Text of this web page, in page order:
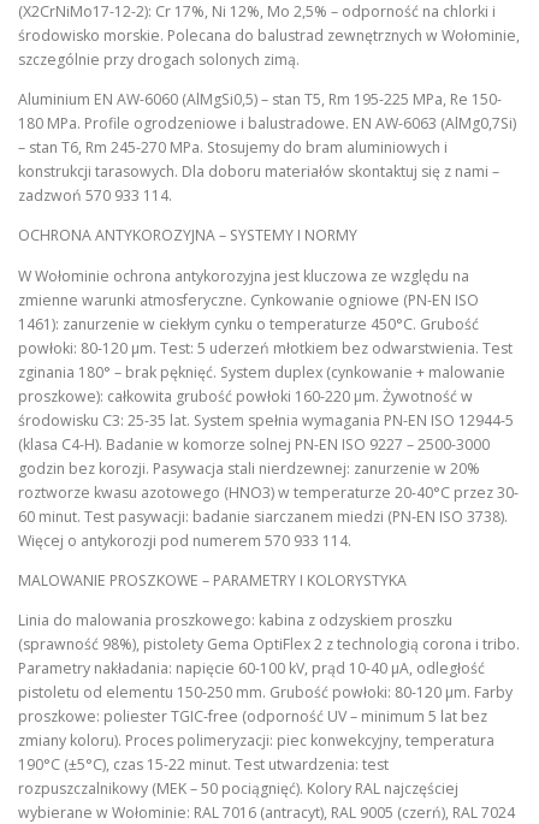
(X2CrNiMo17-12-2): Cr 17%, Ni 12%, Mo 2,5% – odporność na chlorki i
środowisko morskie. Polecana do balustrad zewnętrznych w Wołominie,
szczególnie przy drogach solonych zimą.
Aluminium EN AW-6060 (AlMgSi0,5) – stan T5, Rm 195-225 MPa, Re 150-
180 MPa. Profile ogrodzeniowe i balustradowe. EN AW-6063 (AlMg0,7Si)
– stan T6, Rm 245-270 MPa. Stosujemy do bram aluminiowych i
konstrukcji tarasowych. Dla doboru materiałów skontaktuj się z nami –
zadzwoń 570 933 114.
OCHRONA ANTYKOROZYJNA – SYSTEMY I NORMY
W Wołominie ochrona antykorozyjna jest kluczowa ze względu na
zmienne warunki atmosferyczne. Cynkowanie ogniowe (PN-EN ISO
1461): zanurzenie w ciekłym cynku o temperaturze 450°C. Grubość
powłoki: 80-120 µm. Test: 5 uderzeń młotkiem bez odwarstwienia. Test
zginania 180° – brak pęknięć. System duplex (cynkowanie + malowanie
proszkowe): całkowita grubość powłoki 160-220 µm. Żywotność w
środowisku C3: 25-35 lat. System spełnia wymagania PN-EN ISO 12944-5
(klasa C4-H). Badanie w komorze solnej PN-EN ISO 9227 – 2500-3000
godzin bez korozji. Pasywacja stali nierdzewnej: zanurzenie w 20%
roztworze kwasu azotowego (HNO3) w temperaturze 20-40°C przez 30-
60 minut. Test pasywacji: badanie siarczanem miedzi (PN-EN ISO 3738).
Więcej o antykorozji pod numerem 570 933 114.
MALOWANIE PROSZKOWE – PARAMETRY I KOLORYSTYKA
Linia do malowania proszkowego: kabina z odzyskiem proszku
(sprawność 98%), pistolety Gema OptiFlex 2 z technologią corona i tribo.
Parametry nakładania: napięcie 60-100 kV, prąd 10-40 µA, odległość
pistoletu od elementu 150-250 mm. Grubość powłoki: 80-120 µm. Farby
proszkowe: poliester TGIC-free (odporność UV – minimum 5 lat bez
zmiany koloru). Proces polimeryzacji: piec konwekcyjny, temperatura
190°C (±5°C), czas 15-22 minut. Test utwardzenia: test
rozpuszczalnikowy (MEK – 50 pociągnięć). Kolory RAL najczęściej
wybierane w Wołominie: RAL 7016 (antracyt), RAL 9005 (czerń), RAL 7024